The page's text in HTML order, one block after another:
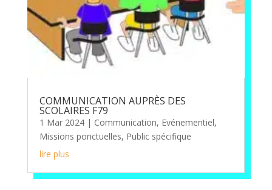
COMMUNICATION AUPRÈS DES
SCOLAIRES F79
1 Mar 2024| Communication, Evénementiel,
Missions ponctuelles, Public spécifique
lire plus